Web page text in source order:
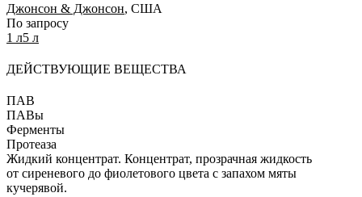
Джонсон & Джонсон, США
1 л5 л
ДЕЙСТВУЮЩИЕ ВЕЩЕСТВА
ПАВ
ПАВы
Ферменты
Протеаза
Жидкий концентрат. Концентрат, прозрачная жидкость
от сиреневого до фиолетового цвета с запахом мяты
кучерявой.
По запросу